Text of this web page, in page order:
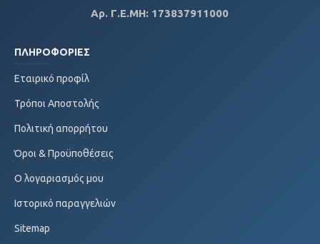
Αρ. Γ.Ε.ΜΗ: 173837911000
ΠΛΗΡΟΦΟΡΊΕΣ
Εταιρικό προφίλ
Τρόποι Αποστολής
Πολιτική απορρήτου
Όροι & Προϋποθέσεις
Ο λογαριασμός μου
Ιστορικό παραγγελιών
Sitemap